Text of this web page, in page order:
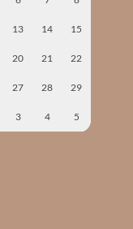
13 14 15
20 21 22
27 28 29
3 4 5